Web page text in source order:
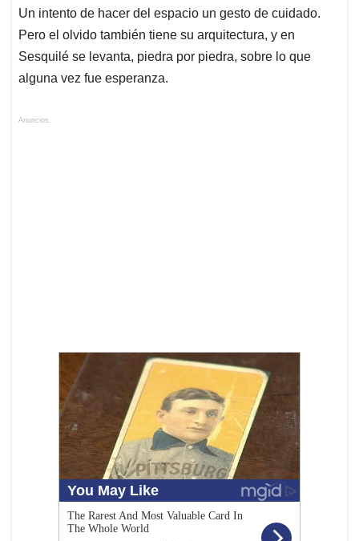
Un intento de hacer del espacio un gesto de cuidado.
Pero el olvido también tiene su arquitectura, y en
Sesquilé se levanta, piedra por piedra, sobre lo que
alguna vez fue esperanza.
Anuncios.